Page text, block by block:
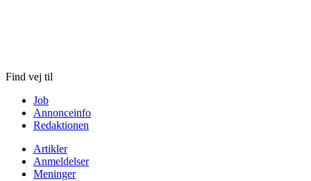
Find vej til
Job
Annonceinfo
Redaktionen
Artikler
Anmeldelser
Meninger